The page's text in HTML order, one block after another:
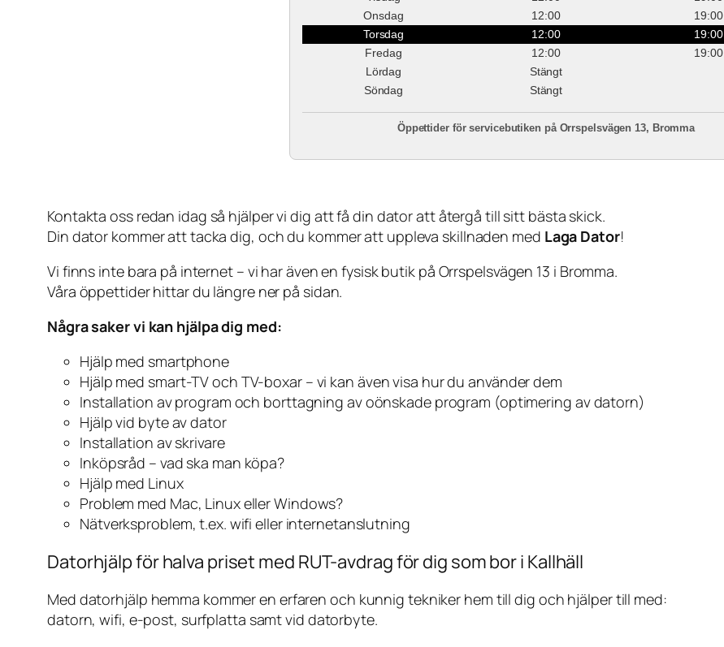
Onsdag
12:00
19:00
Torsdag
12:00
19:00
Fredag
12:00
19:00
Lördag
Stängt
Söndag
Stängt
Öppettider för servicebutiken på Orrspelsvägen 13, Bromma
Kontakta oss redan idag så hjälper vi dig att få din dator att återgå till sitt bästa skick.
Din dator kommer att tacka dig, och du kommer att uppleva skillnaden med Laga Dator!
Vi finns inte bara på internet – vi har även en fysisk butik på Orrspelsvägen 13 i Bromma.
Våra öppettider hittar du längre ner på sidan.
Några saker vi kan hjälpa dig med:
Hjälp med smartphone
Hjälp med smart-TV och TV-boxar – vi kan även visa hur du använder dem
Installation av program och borttagning av oönskade program (optimering av datorn)
Hjälp vid byte av dator
Installation av skrivare
Inköpsråd – vad ska man köpa?
Hjälp med Linux
Problem med Mac, Linux eller Windows?
Nätverksproblem, t.ex. wifi eller internetanslutning
Datorhjälp för halva priset med RUT-avdrag för dig som bor i Kallhäll
Med datorhjälp hemma kommer en erfaren och kunnig tekniker hem till dig och hjälper till med:
datorn, wifi, e-post, surfplatta samt vid datorbyte.